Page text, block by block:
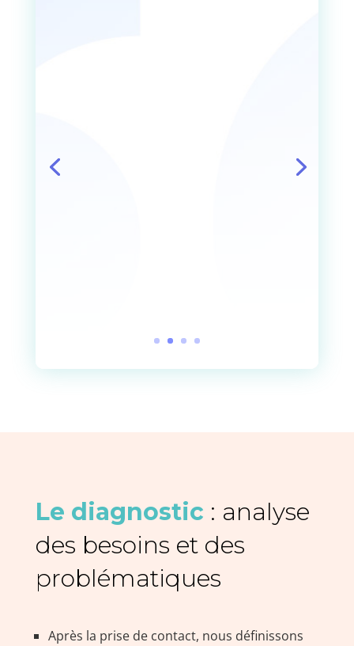
Michel
Le diagnostic : analyse
des besoins et des
problématiques
Après la prise de contact, nous définissons